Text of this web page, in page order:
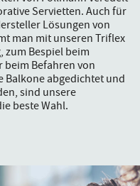
Servietten. Auch für
Lösungen von
man mit unseren Triflex
zum Bespiel beim
Befahren von
Balkone abgedichtet und
sind unsere
beste Wahl.